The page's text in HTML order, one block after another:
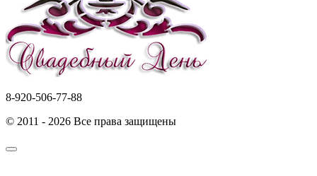
8-920-506-77-88
© 2011 - 2026 Все права защищены